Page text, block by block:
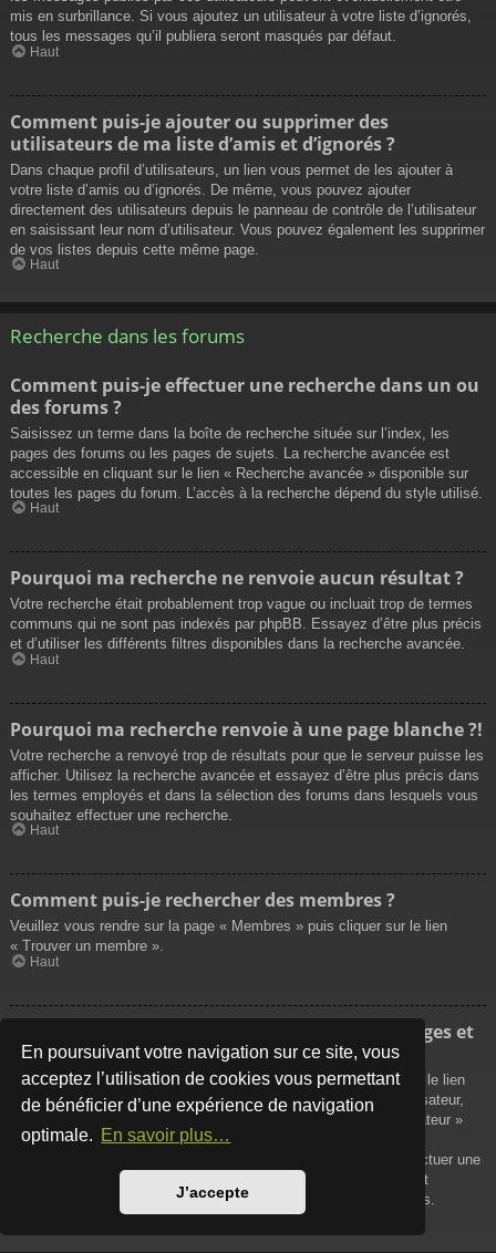
En poursuivant votre navigation sur ce site, vous
acceptez l’utilisation de cookies vous permettant
de bénéficier d’une expérience de navigation
optimale. En savoir plus…
J’accepte
mis en surbrillance. Si vous ajoutez un utilisateur à votre liste d’ignorés,
tous les messages qu’il publiera seront masqués par défaut.
Haut
Comment puis-je ajouter ou supprimer des
utilisateurs de ma liste d’amis et d’ignorés ?
Dans chaque profil d’utilisateurs, un lien vous permet de les ajouter à
votre liste d’amis ou d’ignorés. De même, vous pouvez ajouter
directement des utilisateurs depuis le panneau de contrôle de l’utilisateur
en saisissant leur nom d’utilisateur. Vous pouvez également les supprimer
de vos listes depuis cette même page.
Haut
Recherche dans les forums
Comment puis-je effectuer une recherche dans un ou
des forums ?
Saisissez un terme dans la boîte de recherche située sur l’index, les
pages des forums ou les pages de sujets. La recherche avancée est
accessible en cliquant sur le lien « Recherche avancée » disponible sur
toutes les pages du forum. L’accès à la recherche dépend du style utilisé.
Haut
Pourquoi ma recherche ne renvoie aucun résultat ?
Votre recherche était probablement trop vague ou incluait trop de termes
communs qui ne sont pas indexés par phpBB. Essayez d’être plus précis
et d’utiliser les différents filtres disponibles dans la recherche avancée.
Haut
Pourquoi ma recherche renvoie à une page blanche ?!
Votre recherche a renvoyé trop de résultats pour que le serveur puisse les
afficher. Utilisez la recherche avancée et essayez d’être plus précis dans
les termes employés et dans la sélection des forums dans lesquels vous
souhaitez effectuer une recherche.
Haut
Comment puis-je rechercher des membres ?
Veuillez vous rendre sur la page « Membres » puis cliquer sur le lien
« Trouver un membre ».
Haut
Comment puis-je retrouver mes propres messages et
sujets ?
Vos propres messages peuvent être affichés soit en cliquant sur le lien
« Afficher vos messages » dans le panneau de contrôle de l’utilisateur,
soit en cliquant sur le lien « Rechercher les messages de l’utilisateur »
sur la page de votre propre profil ou soit en cliquant sur le menu
« Raccourcis » situé sur la partie supérieure du forum. Pour effectuer une
recherche de vos propres sujets, utilisez la recherche avancée et
remplissez convenablement les options qui vous sont disponibles.